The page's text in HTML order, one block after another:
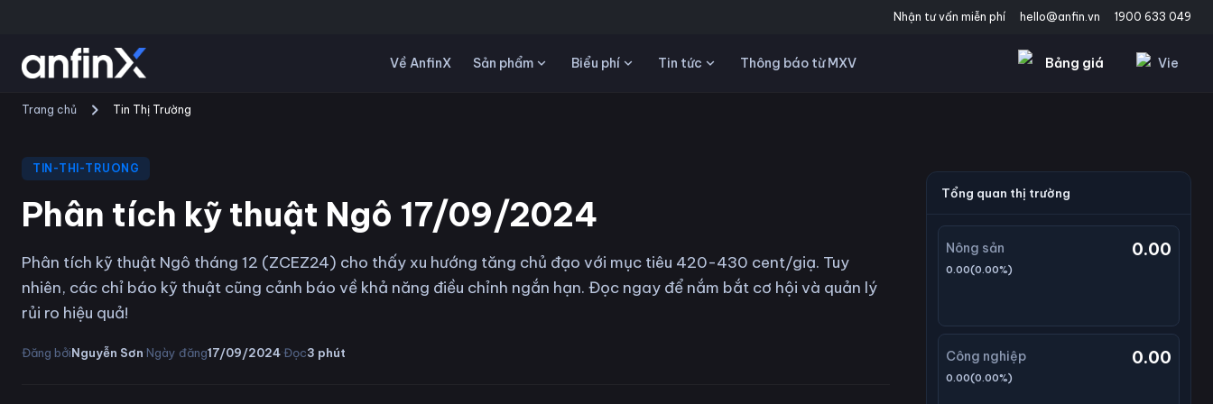
Nhận tư vấn miễn phí hello@anfin.vn 1900 633 049
Về AnfinX Sản phẩm Biểu phí Tin tức Thông báo từ MXV Bảng giá Vie
Trang chủ Tin Thị Trường
TIN-THI-TRUONG
Phân tích kỹ thuật Ngô 17/09/2024
Phân tích kỹ thuật Ngô tháng 12 (ZCEZ24) cho thấy xu hướng tăng chủ đạo với mục tiêu 420-430 cent/giạ. Tuy
nhiên, các chỉ báo kỹ thuật cũng cảnh báo về khả năng điều chỉnh ngắn hạn. Đọc ngay để nắm bắt cơ hội và quản lý
rủi ro hiệu quả!
Đăng bởiNguyễn Sơn·Ngày đăng17/09/2024·Đọc3 phút
Tổng quan thị trường
Nông sản 0.00
0.00(0.00%)
Công nghiệp 0.00
0.00(0.00%)